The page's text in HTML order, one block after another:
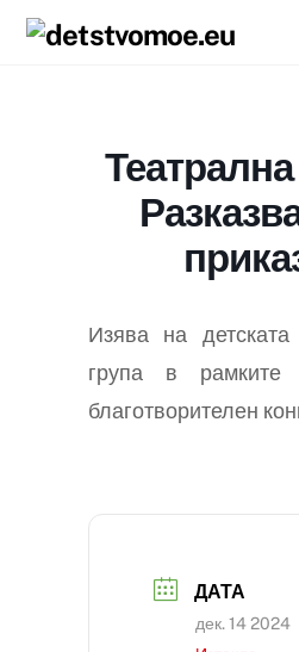
Skip
Театрална
Изява на
група в рамките
благотворителен
ДАТА
дек. 14 2024